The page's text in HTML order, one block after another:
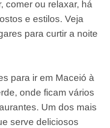
comer ou relaxar, há
e estilos. Veja
para curtir a noite
para ir em Maceió à
onde ficam vários
Um dos mais
serve deliciosos